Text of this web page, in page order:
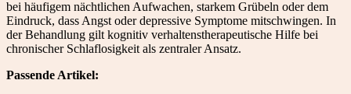
bei häufigem nächtlichen Aufwachen, starkem Grübeln oder dem
Eindruck, dass Angst oder depressive Symptome mitschwingen. In
der Behandlung gilt kognitiv verhaltenstherapeutische Hilfe bei
chronischer Schlaflosigkeit als zentraler Ansatz.
Passende Artikel: